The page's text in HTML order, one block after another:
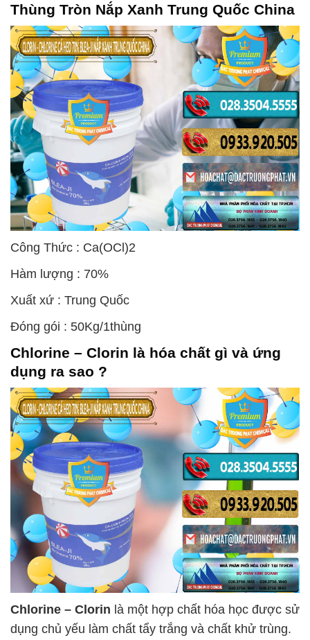
Thùng Tròn Nắp Xanh Trung Quốc China
Công Thức : Ca(OCl)2
Hàm lượng : 70%
Xuất xứ : Trung Quốc
Đóng gói : 50Kg/1thùng
Chlorine – Clorin là hóa chất gì và ứng
dụng ra sao ?
Chlorine – Clorin là một hợp chất hóa học được sử
dụng chủ yếu làm chất tẩy trắng và chất khử trùng.